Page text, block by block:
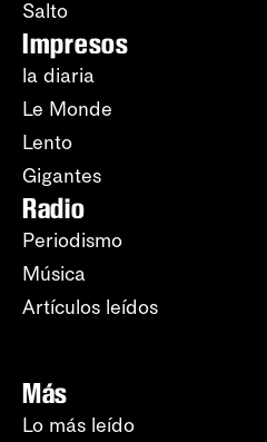
Salto
Impresos
la diaria
Le Monde
Lento
Gigantes
Radio
Periodismo
Música
Artículos leídos
Más
Lo más leído